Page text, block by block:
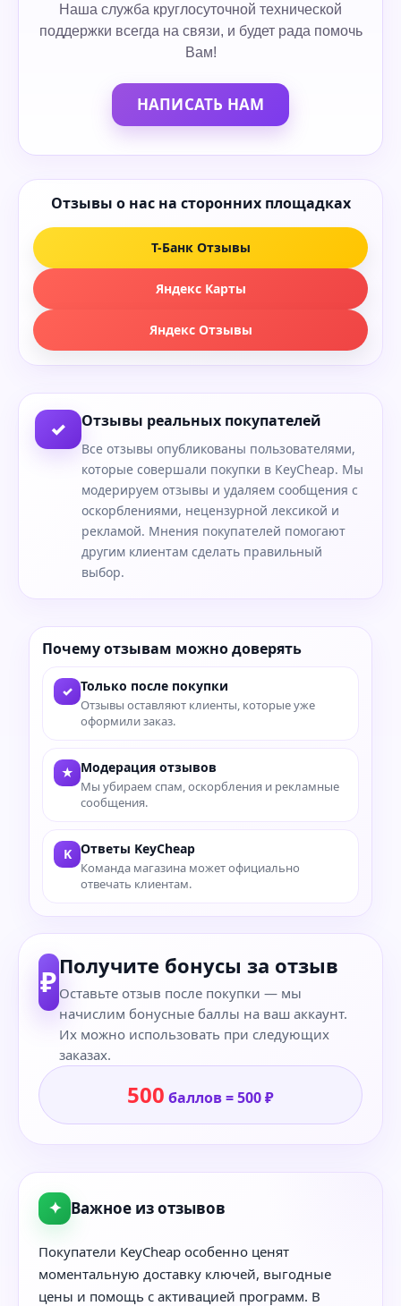
Наша служба круглосуточной технической
поддержки всегда на связи, и будет рада помочь
Вам!
НАПИСАТЬ НАМ
Отзывы о нас на сторонних площадках
Т-Банк Отзывы
Яндекс Карты
Яндекс Отзывы
✓ Отзывы реальных покупателей
Все отзывы опубликованы пользователями,
которые совершали покупки в KeyCheap. Мы
модерируем отзывы и удаляем сообщения с
оскорблениями, нецензурной лексикой и
рекламой. Мнения покупателей помогают
другим клиентам сделать правильный
выбор.
Почему отзывам можно доверять
✓ Только после покупки
Отзывы оставляют клиенты, которые уже
оформили заказ.
★ Модерация отзывов
Мы убираем спам, оскорбления и рекламные
сообщения.
K Ответы KeyCheap
Команда магазина может официально
отвечать клиентам.
₽Получите бонусы за отзыв
Оставьте отзыв после покупки — мы
начислим бонусные баллы на ваш аккаунт.
Их можно использовать при следующих
заказах.
500 баллов = 500 ₽
✦ Важное из отзывов
Покупатели KeyCheap особенно ценят
моментальную доставку ключей, выгодные
цены и помощь с активацией программ. В